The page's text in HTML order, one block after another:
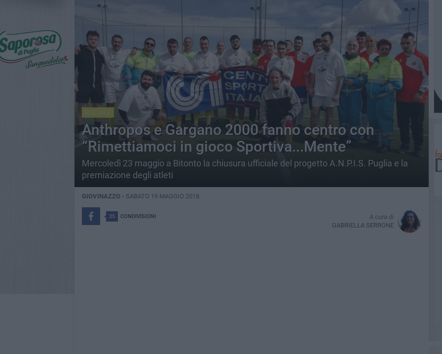
SOCIALE
Anthropos e Gargano 2000 fanno centro con
“Rimettiamoci in gioco Sportiva...Mente”
Mercoledì 23 maggio a Bitonto la chiusura ufficiale del progetto A.N.P.I.S. Puglia e la
premiazione degli atleti
GIOVINAZZO - SABATO 19 MAGGIO 2018
35 CONDIVISIONI
A cura di
GABRIELLA SERRONE